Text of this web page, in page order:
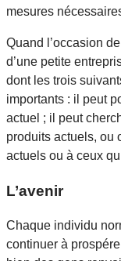
mesures
Quand l’occasion
d’une petite
dont les trois
importants : il peut
actuel ; il peut
produits actuels, ou
actuels ou à ceux
L’avenir
Chaque individu
continuer à